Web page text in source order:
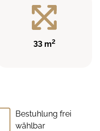
33 m2
Bestuhlung frei
wählbar